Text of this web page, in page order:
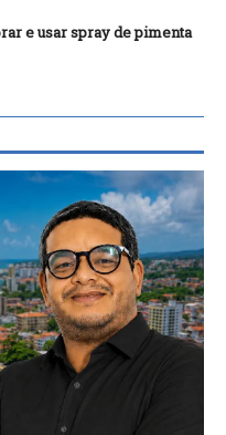
e usar spray de pimenta